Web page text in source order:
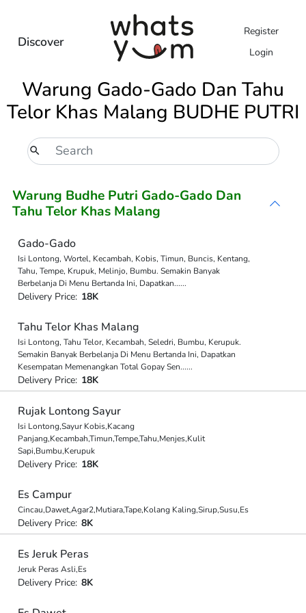
Discover
Register
Login
Warung Gado-Gado Dan Tahu
Telor Khas Malang BUDHE PUTRI
Warung Budhe Putri Gado-Gado Dan
Tahu Telor Khas Malang
Gado-Gado
Isi Lontong, Wortel, Kecambah, Kobis, Timun, Buncis, Kentang,
Tahu, Tempe, Krupuk, Melinjo, Bumbu. Semakin Banyak
Berbelanja Di Menu Bertanda Ini, Dapatkan......
Delivery Price: 18K
Tahu Telor Khas Malang
Isi Lontong, Tahu Telor, Kecambah, Seledri, Bumbu, Kerupuk.
Semakin Banyak Berbelanja Di Menu Bertanda Ini, Dapatkan
Kesempatan Memenangkan Total Gopay Sen......
Delivery Price: 18K
Rujak Lontong Sayur
Isi Lontong,Sayur Kobis,Kacang
Panjang,Kecambah,Timun,Tempe,Tahu,Menjes,Kulit
Sapi,Bumbu,Kerupuk
Delivery Price: 18K
Es Campur
Cincau,Dawet,Agar2,Mutiara,Tape,Kolang Kaling,Sirup,Susu,Es
Delivery Price: 8K
Es Jeruk Peras
Jeruk Peras Asli,Es
Delivery Price: 8K